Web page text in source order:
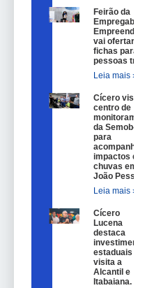
Feirão da
Empregabilidade e
Empreendedorismo
vai ofertar 100
fichas para
pessoas trans.
Leia mais »
Cícero visita
centro de
monitoramento
da Semob-JP
para
acompanhar
impactos das
chuvas em
João Pessoa.
Leia mais »
Cícero
Lucena
destaca
investimentos
estaduais em
visita a
Alcantil e
Itabaiana.